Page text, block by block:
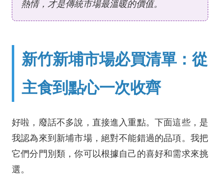
熱情，才是傳統市場最溫暖的價值。
新竹新埔市場必買清單：從
主食到點心一次收齊
好啦，廢話不多說，直接進入重點。下面這些，是
我認為來到新埔市場，絕對不能錯過的品項。我把
它們分門別類，你可以根據自己的喜好和需求來挑
選。